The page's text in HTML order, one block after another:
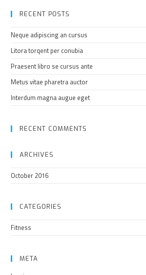
RECENT POSTS
Neque adipiscing an cursus
Litora torqent per conubia
Praesent libro se cursus ante
Metus vitae pharetra auctor
Interdum magna augue eget
RECENT COMMENTS
ARCHIVES
October 2016
CATEGORIES
Fitness
META